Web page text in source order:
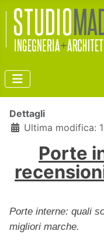
Dettagli
Ultima modifica:
Porte
Porte interne: quali
migliori marche.